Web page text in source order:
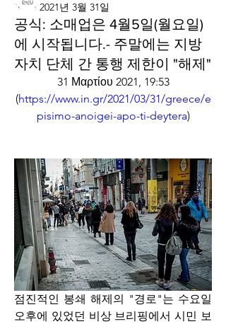
2021년 3월 31일
공식: 소매업은 4월5일(월요일)
에 시작됩니다.- 주말에는 지방
자치 단체 간 통행 제한이 "해제"
31 Μαρτίου 2021, 19:53
(https://www.in.gr/2021/03/31/greece/e
pisimo-anoigei-apo-ti-deytera)
점진적인 봉쇄 해제의 "경로"는 수요일
오후에 있었던 비상 브리핑에서 시민 보